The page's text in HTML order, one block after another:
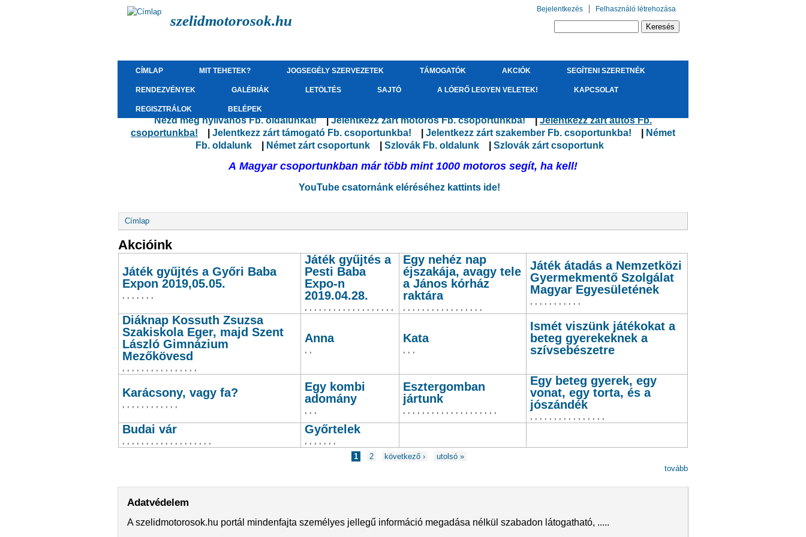
szelidmotorosok.hu
Bejelentkezés Felhasználó létrehozása
CÍMLAP MIT TEHETEK? JOGSEGÉLY SZERVEZETEK TÁMOGATÓK AKCIÓK SEGÍTENI SZERETNÉK
RENDEZVÉNYEK GALÉRIÁK LETÖLTÉS SAJTÓ A LÓERŐ LEGYEN VELETEK! KAPCSOLAT
REGISZTRÁLOK BELÉPEK
Nézd meg nyilvános Fb. oldalunkat!(külső hivatkozás)
|Jelentkezz zárt motoros Fb. csoportunkba!(külső hivatkozás)
|Jelentkezz zárt autós Fb.
csoportunkba! (külső hivatkozás)
Jelentkezz zárt támogató Fb. csoportunkba! (külső hivatkozás)
Jelentkezz zárt szakember Fb. csoportunkba! (külső hivatkozás)
Német
Fb. oldalunk(külső hivatkozás)
Német zárt csoportunk(külső hivatkozás)
Szlovák Fb. oldalunk(külső hivatkozás)
Szlovák zárt csoportunk(külső hivatkozás)
A Magyar csoportunkban már több mint 1000 motoros segít, ha kell!
YouTube csatornánk eléréséhez kattints ide!
Jelenlegi hely
Címlap
Akcióink
Játék gyűjtés a Győri Baba
Expon 2019,05.05.
, , , , , , ,
Játék gyűjtés a
Pesti Baba
Expo-n
2019.04.28.
, , , , , , , , , , , , , , , , , , ,
Egy nehéz nap
éjszakája, avagy tele
a János kórház
raktára
, , , , , , , , , , , , , , , , ,
Játék átadás a Nemzetközi
Gyermekmentő Szolgálat
Magyar Egyesületének
, , , , , , , , , , ,
Diáknap Kossuth Zsuzsa
Szakiskola Eger, majd Szent
László Gimnázium
Mezőkövesd
, , , , , , , , , , , , , , , ,
Anna
, ,
Kata
, , ,
Ismét viszünk játékokat a
beteg gyerekeknek a
szívsebészetre
Karácsony, vagy fa?
, , , , , , , , , , , ,
Egy kombi
adomány
, , ,
Esztergomban
jártunk
, , , , , , , , , , , , , , , , , , , ,
Egy beteg gyerek, egy
vonat, egy torta, és a
jószándék
, , , , , , , , , , , , , , , ,
Budai vár
, , , , , , , , , , , , , , , , , , ,
Győrtelek
, , , , , , ,
1 2 következő ›
utolsó »
tovább
Adatvédelem
A szelidmotorosok.hu portál mindenfajta személyes jellegű információ megadása nélkül szabadon látogatható, .....